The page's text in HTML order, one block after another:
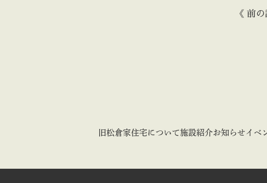
《 前
旧松倉家住宅について施設紹介お知らせイベ